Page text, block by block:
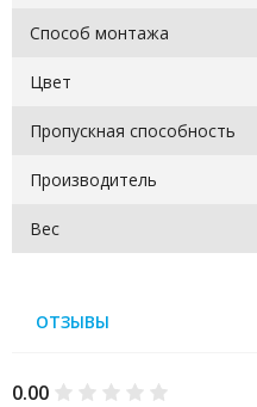
Способ монтажа
Цвет
Пропускная способность
Производитель
Вес
ОТЗЫВЫ
0.00